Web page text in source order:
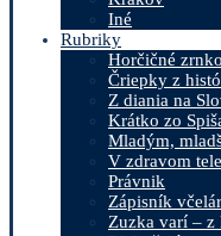
Iné
Rubriky
Horčičné zrnko
Čriepky z
Z diania na
Krátko zo
Mladým,
V zdravom
Právnik
Zápisník
Zuzka varí – z